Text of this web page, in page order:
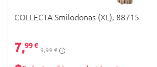
COLLECTA Smilodonas (XL), 88715
7,99 €
9,99 €